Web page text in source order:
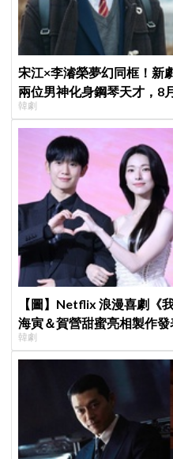
宋江×李濬榮夢幻同框！新
兩位男神化身鋼琴天才，8
韓劇
【圖】Netflix 浪漫喜劇《
海寅＆賀營甜蜜亮相製作
待
韓劇